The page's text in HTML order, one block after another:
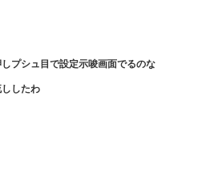
プシュ目で設定示唆画面でるのな
したわ